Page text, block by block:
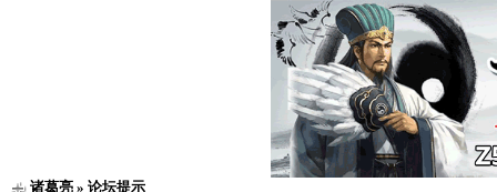
诸葛亮» 论坛提示